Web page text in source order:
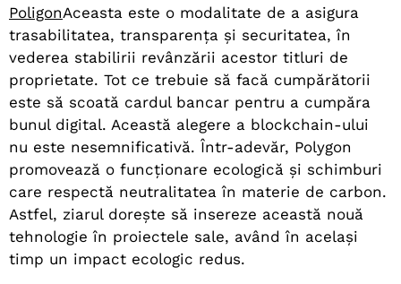
PoligonAceasta este o modalitate de a asigura
trasabilitatea, transparența și securitatea, în
vederea stabilirii revânzării acestor titluri de
proprietate. Tot ce trebuie să facă cumpărătorii
este să scoată cardul bancar pentru a cumpăra
bunul digital. Această alegere a blockchain-ului
nu este nesemnificativă. Într-adevăr, Polygon
promovează o funcționare ecologică și schimburi
care respectă neutralitatea în materie de carbon.
Astfel, ziarul dorește să insereze această nouă
tehnologie în proiectele sale, având în același
timp un impact ecologic redus.